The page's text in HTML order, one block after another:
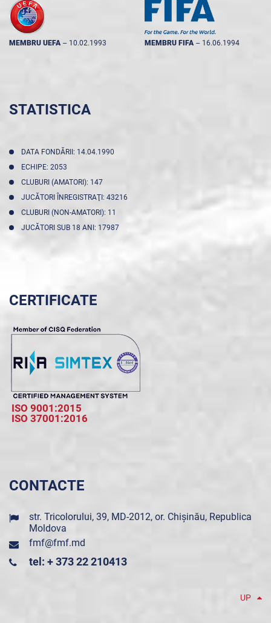
MEMBRU UEFA -- 10.02.1993 MEMBRU FIFA -- 16.06.1994
STATISTICA
DATA FONDĂRII: 14.04.1990
ECHIPE: 2053
CLUBURI (AMATORI): 147
JUCĂTORI ÎNREGISTRAŢI: 43216
CLUBURI (NON-AMATORI): 11
JUCĂTORI SUB 18 ANI: 17987
CERTIFICATE
ISO 9001:2015
ISO 37001:2016
CONTACTE
str. Tricolorului, 39, MD-2012, or. Chișinău, Republica
Moldova
fmf@fmf.md
tel: + 373 22 210413
UP